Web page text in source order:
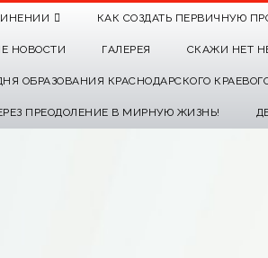
КАК СОЗДАТЬ ПЕРВИЧНУЮ
НОВОСТИ ГАЛЕРЕЯ СКАЖИ НЕТ
ОБРАЗОВАНИЯ КРАСНОДАРСКОГО
ПРЕОДОЛЕНИЕ В МИРНУЮ ЖИЗНЬ!